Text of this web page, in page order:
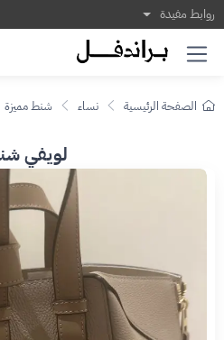
روابط مفيدة
الصفحة الرئيسية نساء شنط مميزة
لويفي